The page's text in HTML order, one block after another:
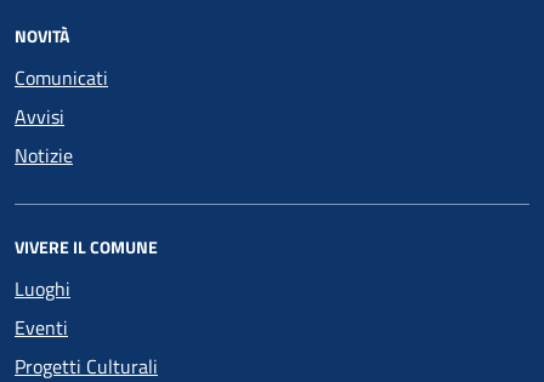
NOVITÀ
Comunicati
Avvisi
Notizie
VIVERE IL COMUNE
Luoghi
Eventi
Progetti Culturali